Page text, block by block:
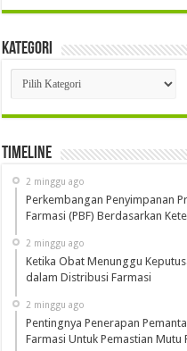
Kategori
Kategori
Timeline
2 minggu ago
Perkembangan Penyimpanan
Farmasi (PBF) Berdasarkan
2 minggu ago
Ketika Obat Menunggu
dalam Distribusi Farmasi
2 minggu ago
Pentingnya Penerapan
Farmasi Untuk Pemastian Mutu